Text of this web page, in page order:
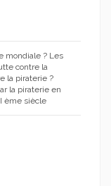
mondiale ? Les
contre la
la piraterie ?
la piraterie en
ème siècle